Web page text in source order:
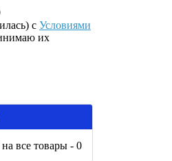
с Условиями
их
все товары - 0